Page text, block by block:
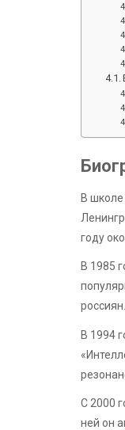
В
году
В 1985
россиян.
В 1994
С 2000
ней он